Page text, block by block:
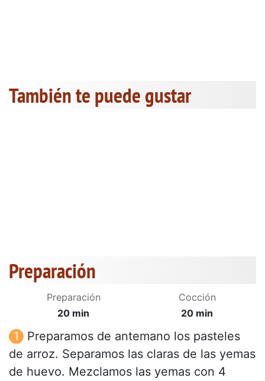
También te puede gustar
Preparación
Preparación
20 min
Cocción
20 min
Preparamos de antemano los pasteles
de arroz. Separamos las claras de las yemas
de huevo. Mezclamos las yemas con 4